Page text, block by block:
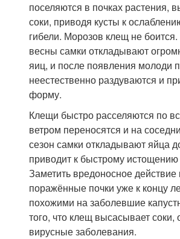
поселяются в почках растения,
соки, приводя кусты к
гибели. Морозов клещ не
весны самки откладывают
яиц, и после появления молоди
неестественно раздуваются и
форму.
Клещи быстро расселяются по
ветром переносятся и на
сезон самки откладывают яйца
приводит к быстрому истощению
Заметить вредоносное действие
поражённые почки уже к концу
похожими на заболевшие
того, что клещ высасывает соки,
вирусные заболевания.